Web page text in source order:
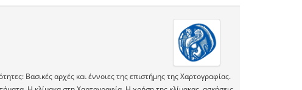
Βασικές αρχές και έννοιες της επιστήμης της Χαρτογραφίας.